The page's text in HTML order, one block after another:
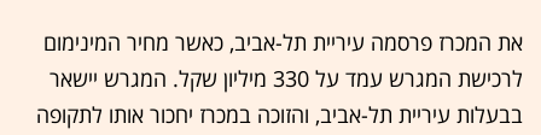
את המכרז פרסמה עיריית תל-אביב, כאשר מחיר המינימום
לרכישת המגרש עמד על 330 מיליון שקל. המגרש יישאר
בבעלות עיריית תל-אביב, והזוכה במכרז יחכור אותו לתקופה